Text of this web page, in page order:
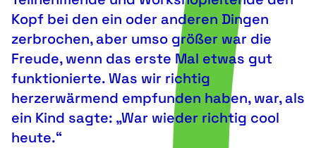
Kopf bei den ein oder anderen Dingen
zerbrochen, aber umso größer war die
Freude, wenn das erste Mal etwas gut
funktionierte. Was wir richtig
herzerwärmend empfunden haben, war, als
ein Kind sagte: „War wieder richtig cool
heute.“